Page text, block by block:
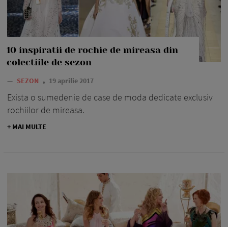
10 inspiratii de rochie de mireasa din
colectiile de sezon
— SEZON 19 aprilie 2017
Exista o sumedenie de case de moda dedicate exclusiv
rochiilor de mireasa.
+ MAI MULTE